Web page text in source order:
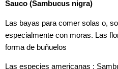
Sauco (Sambucus nigra)
Las bayas para comer solas o,
especialmente con moras. Las
forma de buñuelos
Las especies americanas :